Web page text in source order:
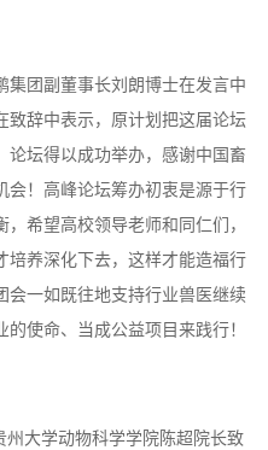
集团副董事长刘朗博士在发言中
致辞中表示，原计划把这届论坛
论坛得以成功举办，感谢中国畜
会！高峰论坛筹办初衷是源于行
希望高校领导老师和同仁们，
培养深化下去，这样才能造福行
会一如既往地支持行业兽医继续
使命、当成公益项目来践行！
州大学动物科学学院陈超院长致